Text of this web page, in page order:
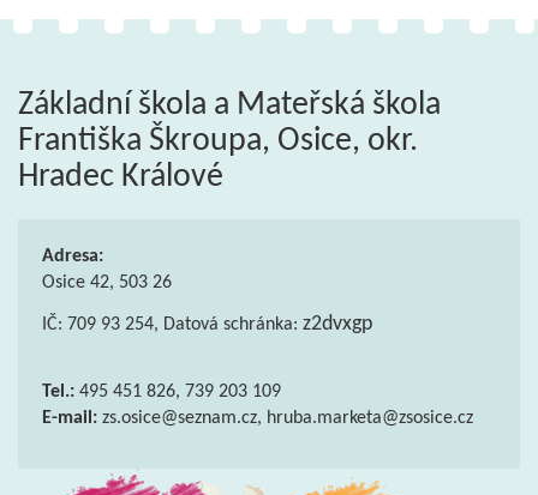
Základní škola a Mateřská škola
Františka Škroupa, Osice, okr.
Hradec Králové
Adresa:
Osice 42, 503 26
IČ: 709 93 254, Datová schránka: z2dvxgp
Tel.: 495 451 826, 739 203 109
E-mail: zs.osice@seznam.cz, hruba.marketa@zsosice.cz